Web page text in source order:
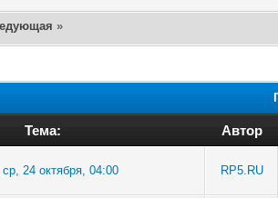
»
Тема: Автор
24 октября, 04:00 RP5.RU